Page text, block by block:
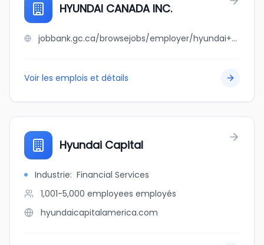
HYUNDAI CANADA INC.
jobbank.gc.ca/browsejobs/employer/hyundai+canada+inc./ca
Voir les emplois et détails
Hyundai Capital
Industrie: Financial Services
1,001-5,000 employees employés
hyundaicapitalamerica.com